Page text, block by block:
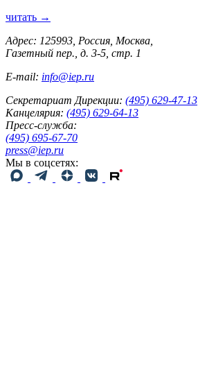
читать →
Адрес: 125993, Россия, Москва,
Газетный пер., д. 3-5, стр. 1
E-mail: info@iep.ru
Секретариат Дирекции: (495) 629-47-13
Канцелярия: (495) 629-64-13
Пресс-служба:
(495) 695-67-70
press@iep.ru
Мы в соцсетях: